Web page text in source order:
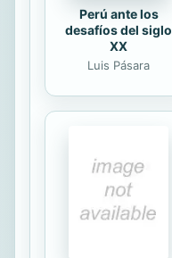
Perú ante los
desafíos del siglo
XX
Luis Pásara